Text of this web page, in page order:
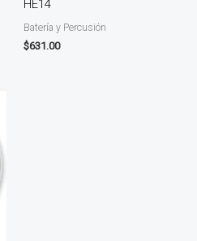
HE14
Batería y Percusión
$631.00